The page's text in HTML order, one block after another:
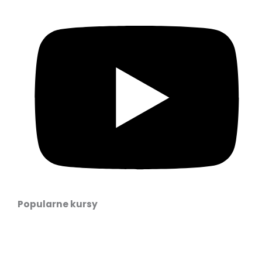
Popularne kursy